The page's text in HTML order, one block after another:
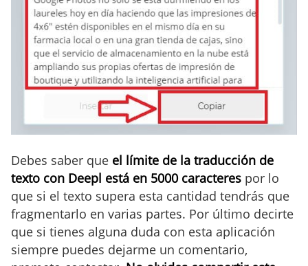
Debes saber que el límite de la traducción de
texto con Deepl está en 5000 caracteres por lo
que si el texto supera esta cantidad tendrás que
fragmentarlo en varias partes. Por último decirte
que si tienes alguna duda con esta aplicación
siempre puedes dejarme un comentario,